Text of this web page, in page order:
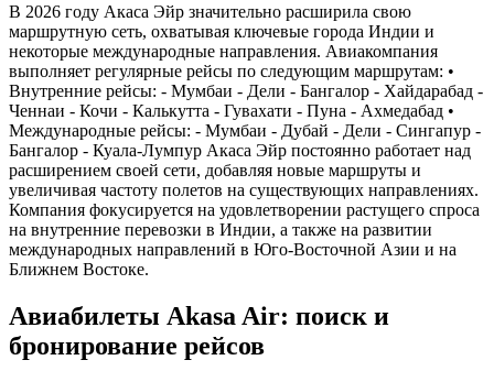
В 2026 году Акаса Эйр значительно расширила свою
маршрутную сеть, охватывая ключевые города Индии и
некоторые международные направления. Авиакомпания
выполняет регулярные рейсы по следующим маршрутам: •
Внутренние рейсы: - Мумбаи - Дели - Бангалор - Хайдарабад -
Ченнаи - Кочи - Калькутта - Гувахати - Пуна - Ахмедабад •
Международные рейсы: - Мумбаи - Дубай - Дели - Сингапур -
Бангалор - Куала-Лумпур Акаса Эйр постоянно работает над
расширением своей сети, добавляя новые маршруты и
увеличивая частоту полетов на существующих направлениях.
Компания фокусируется на удовлетворении растущего спроса
на внутренние перевозки в Индии, а также на развитии
международных направлений в Юго-Восточной Азии и на
Ближнем Востоке.
Авиабилеты Akasa Air: поиск и
бронирование рейсов